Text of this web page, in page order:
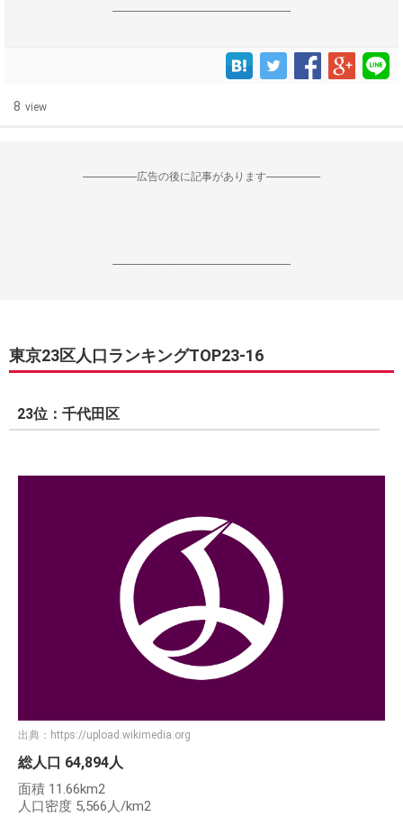
------------------------------------------------------------------
8 view
--------------------広告の後に記事があります--------------------
------------------------------------------------------------------
東京23区人口ランキングTOP23-16
23位：千代田区
出典： https://upload.wikimedia.org
総人口 64,894人
面積 11.66km2
人口密度 5,566人/km2